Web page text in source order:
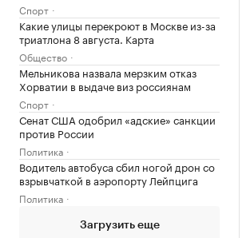
Спорт
Какие улицы перекроют в Москве из-за
триатлона 8 августа. Карта
Общество
Мельникова назвала мерзким отказ
Хорватии в выдаче виз россиянам
Спорт
Сенат США одобрил «адские» санкции
против России
Политика
Водитель автобуса сбил ногой дрон со
взрывчаткой в аэропорту Лейпцига
Политика
Загрузить еще